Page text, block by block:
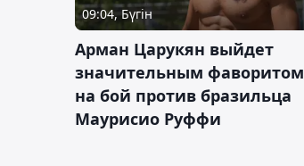
09:04, Бүгін
Арман Царукян выйдет
значительным фаворитом
на бой против бразильца
Маурисио Руффи